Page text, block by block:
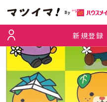
新規登録